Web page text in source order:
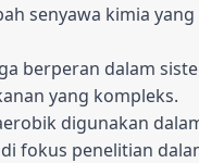
senyawa kimia
berperan dalam
yang kompleks.
digunakan
fokus penelitian